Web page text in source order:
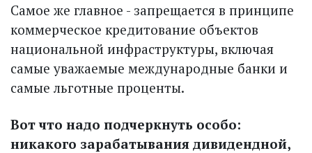
Самое же главное - запрещается в принципе
коммерческое кредитование объектов
национальной инфраструктуры, включая
самые уважаемые международные банки и
самые льготные проценты.
Вот что надо подчеркнуть особо:
никакого зарабатывания дивидендной,